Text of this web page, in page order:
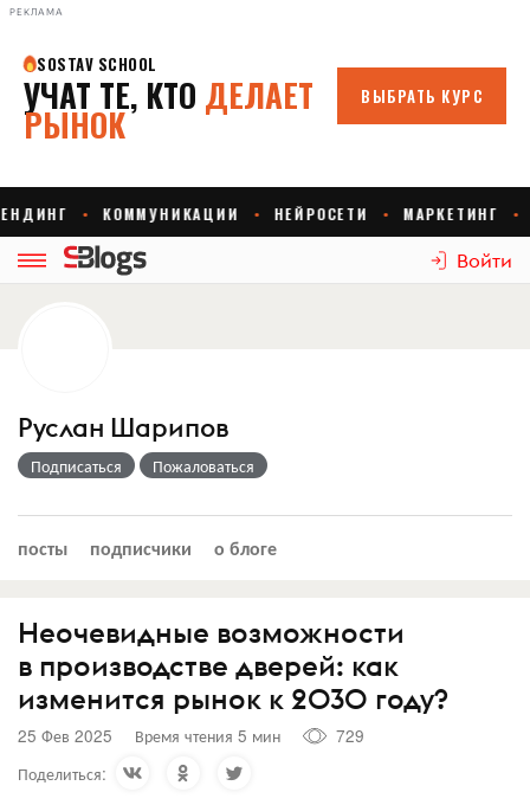
РЕКЛАМА
Войти
Руслан Шарипов
Подписаться Пожаловаться
посты подписчики о блоге
Неочевидные возможности
в производстве дверей: как
изменится рынок к 2030 году?
25 Фев 2025 Время чтения 5 мин
729
Поделиться: